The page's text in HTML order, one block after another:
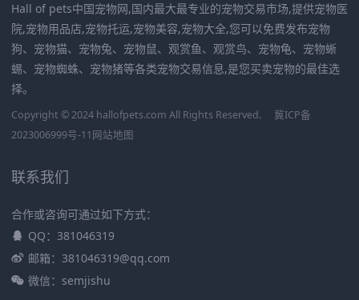
Hall of pets中国宠物网,国内最大最专业的宠物交易市场,提供宠物医
院,宠物用品店,宠物托运,宠物美容,宠物大全,您可以免费发布宠物
狗、宠物猫、宠物兔、宠物鼠、观赏鱼、观赏鸟、宠物龟、宠物蜥
蜴、宠物蜘蛛、宠物猪等各类宠物交易信息,是您买卖宠物的最佳选
择。
Copyright © 2024 hallofpets.com All Rights Reserved.
冀ICP备
2023006999号-11网站地图
联系我们
合作或咨询可通过如下方式：
QQ：381046319
邮箱：381046319@qq.com
微信：semjishu